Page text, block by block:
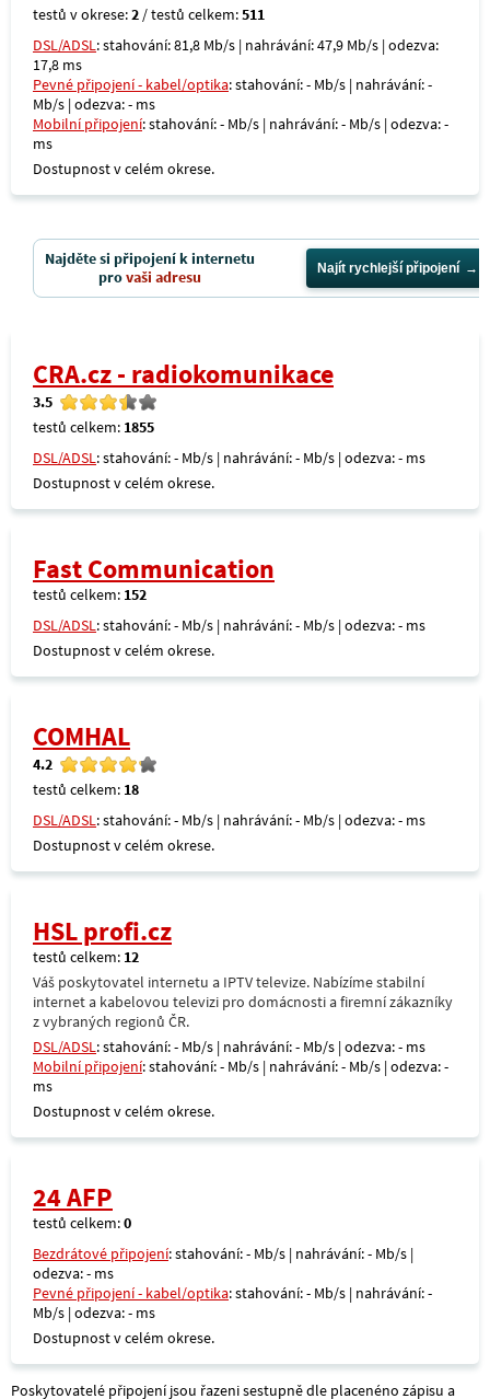
testů v okrese:2 / testů celkem:511
DSL/ADSL: stahování: 81,8 Mb/s | nahrávání: 47,9 Mb/s | odezva:
17,8 ms
Pevné připojení - kabel/optika: stahování: - Mb/s | nahrávání: -
Mb/s | odezva: - ms
Mobilní připojení: stahování: - Mb/s | nahrávání: - Mb/s | odezva: -
ms
Dostupnost v celém okrese.
Najděte si připojení k internetu
provaši adresu Najít rychlejší připojení
CRA.cz - radiokomunikace
3.5
testů celkem: 1855
DSL/ADSL: stahování: - Mb/s | nahrávání: - Mb/s | odezva: - ms
Dostupnost v celém okrese.
Fast Communication
testů celkem: 152
DSL/ADSL: stahování: - Mb/s | nahrávání: - Mb/s | odezva: - ms
Dostupnost v celém okrese.
COMHAL
4.2
testů celkem: 18
DSL/ADSL: stahování: - Mb/s | nahrávání: - Mb/s | odezva: - ms
Dostupnost v celém okrese.
HSL profi.cz
testů celkem: 12
Váš poskytovatel internetu a IPTV televize. Nabízíme stabilní
internet a kabelovou televizi pro domácnosti a firemní zákazníky
z vybraných regionů ČR.
DSL/ADSL: stahování: - Mb/s | nahrávání: - Mb/s | odezva: - ms
Mobilní připojení: stahování: - Mb/s | nahrávání: - Mb/s | odezva: -
ms
Dostupnost v celém okrese.
24 AFP
testů celkem:0
Bezdrátové připojení: stahování: - Mb/s | nahrávání: - Mb/s |
odezva: - ms
Pevné připojení - kabel/optika: stahování: - Mb/s | nahrávání: -
Mb/s | odezva: - ms
Dostupnost v celém okrese.
Poskytovatelé připojení jsou řazeni sestupně dle placenéno zápisu a